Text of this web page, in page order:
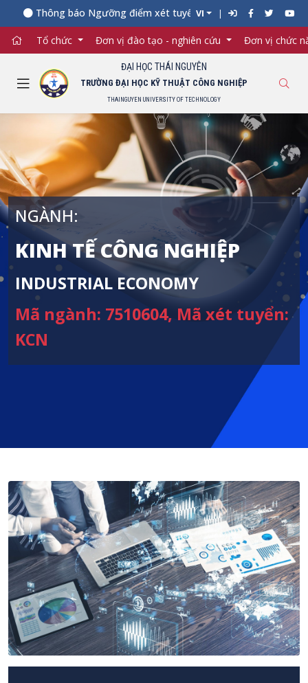
báo Ngưỡng điểm xét tuyển đối với từng ngành đào tạo
VI
Tổ chức Đơn vị đào tạo - nghiên cứu Đơn vị chức
ĐẠI HỌC THÁI NGUYÊN
TRƯỜNG ĐẠI HỌC KỸ THUẬT CÔNG NGHIỆP
THAINGUYEN UNIVERSITY OF TECHNOLOGY
NGÀNH:
KINH TẾ CÔNG NGHIỆP
INDUSTRIAL ECONOMY
Mã ngành: 7510604, Mã xét tuyển:
KCN